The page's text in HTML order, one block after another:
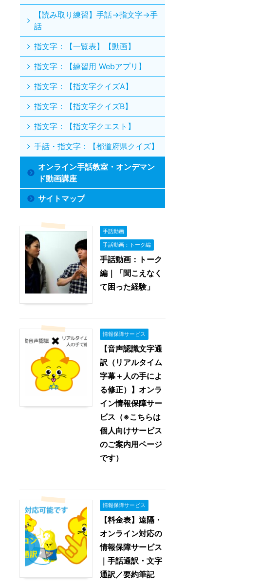
【読み取り練習】手話→指文字→手
話
指文字：【一覧表】【動画】
指文字：【練習用 Webアプリ】
指文字：【指文字クイズA】
指文字：【指文字クイズB】
指文字：【指文字クエスト】
手話・指文字：【都道府県クイズ】
オンライン手話教室・オンデマン
ド動画講座
サイトマップ
手話動画
手話動画：トーク編
手話動画：トーク
編｜「聞こえなく
て困った経験」
情報保障サービス
【音声認識文字通
訳（リアルタイム
字幕＋人の手によ
る修正）】オンラ
イン情報保障サー
ビス（※こちらは
個人向けサービス
のご案内用ページ
です）
情報保障サービス
【料金表】遠隔・
オンライン対応の
情報保障サービス
｜手話通訳・文字
通訳／要約筆記